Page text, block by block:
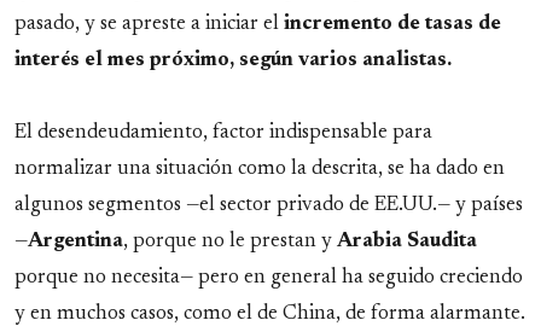
pasado, y se apreste a iniciar el incremento de tasas de
interés el mes próximo, según varios analistas.
El desendeudamiento, factor indispensable para
normalizar una situación como la descrita, se ha dado en
algunos segmentos —el sector privado de EE.UU.— y países
—Argentina, porque no le prestan y Arabia Saudita
porque no necesita— pero en general ha seguido creciendo
y en muchos casos, como el de China, de forma alarmante.